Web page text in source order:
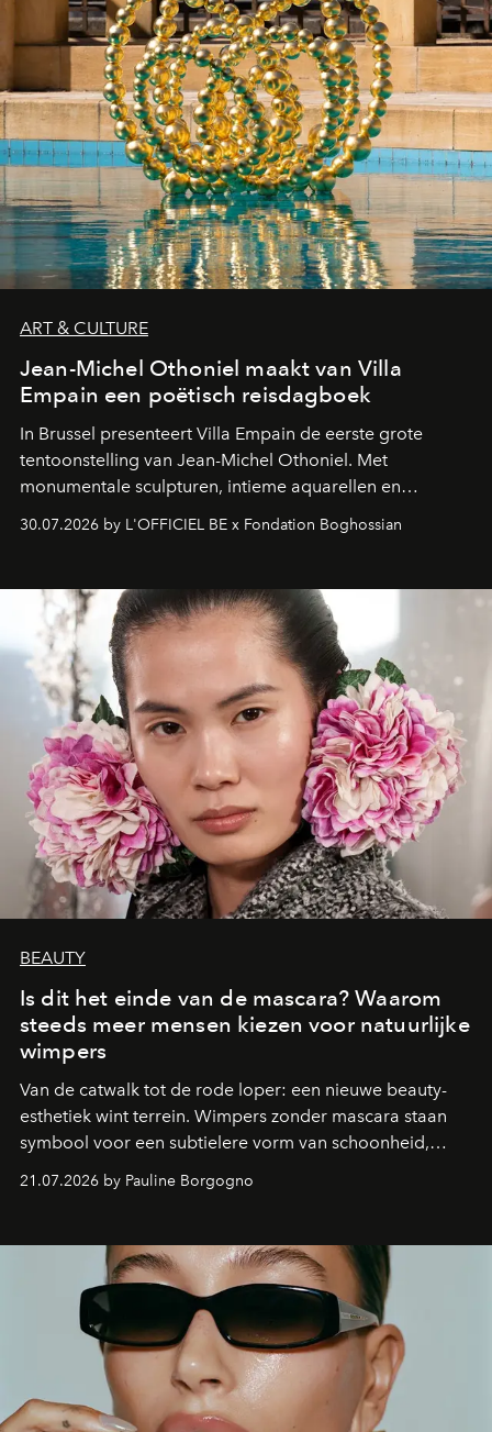
ART & CULTURE
Jean-Michel Othoniel maakt van Villa
Empain een poëtisch reisdagboek
In Brussel presenteert Villa Empain de eerste grote
tentoonstelling van Jean-Michel Othoniel. Met
monumentale sculpturen, intieme aquarellen en
fonkelend Murano-glas creëert de Franse kunstenaar
een emotionele reis waarin elk werk de herinnering
moment van verwondering.
30.07.2026 by L'OFFICIEL BE x Fondation Boghossian
BEAUTY
Is dit het einde van de mascara? Waarom
steeds meer mensen kiezen voor natuurlijke
wimpers
Van de catwalk tot de rode loper: een nieuwe beauty-
esthetiek wint terrein. Wimpers zonder mascara staan
symbool voor een subtielere vorm van schoonheid,
waarin zelfvertrouwen belangrijker is dan een overvloed
aan make-up.
21.07.2026 by Pauline Borgogno